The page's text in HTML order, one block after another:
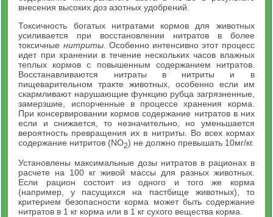
внесения высоких доз азотных удобрений.
Токсичность богатых нитратами кормов для животных
усиливается при восстановлении нитратов в более
токсичные нитриты. Особенно интенсивно этот процесс
идет при хранении в течение нескольких часов влажных
теплых кормов с повышенным содержанием нитратов.
Восстанавливаются нитраты в нитриты и в
пищеварительном тракте животных, особенно если им
скармливают нарушающие функцию рубца загрязненные,
замерзшие, испорченные в процессе хранения корма.
При консервировании кормов содержание нитратов в них
если и снижается, то незначительно, но уменьшается
вероятность превращения их в нитриты. Во всех кормах
содержание нитритов (NO2) не должно превышать 10мг/кг.
Установлены максимальные дозы нитратов в рационах в
расчете на 100 кг живой массы для разных животных.
Если рацион состоит из одного и того же корма
(например, у пасущихся на пастбище животных), то
критерием безопасности корма может быть содержание
нитратов в 1 кг корма или в 1 кг сухого вещества корма.